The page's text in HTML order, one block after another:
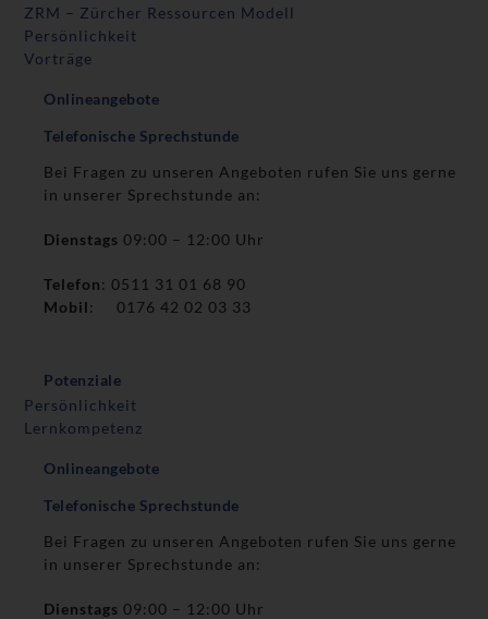
ZRM – Zürcher Ressourcen Modell
Persönlichkeit
Vorträge
Onlineangebote
Telefonische Sprechstunde
Bei Fragen zu unseren Angeboten rufen Sie uns gerne
in unserer Sprechstunde an:
Dienstags09:00 – 12:00 Uhr
Telefon: 0511 31 01 68 90
Mobil: 0176 42 02 03 33
Potenziale
Persönlichkeit
Lernkompetenz
Onlineangebote
Telefonische Sprechstunde
Bei Fragen zu unseren Angeboten rufen Sie uns gerne
in unserer Sprechstunde an:
Dienstags09:00 – 12:00 Uhr